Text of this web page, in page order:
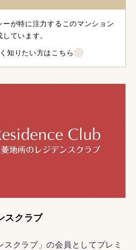
ーが特に注力するこのマンション
ています。
知りたい方はこちら
スクラブ
スクラブ」の会員としてプレミ